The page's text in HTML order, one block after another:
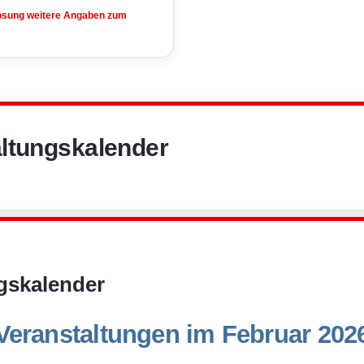
weitere Angaben zum
im Februar